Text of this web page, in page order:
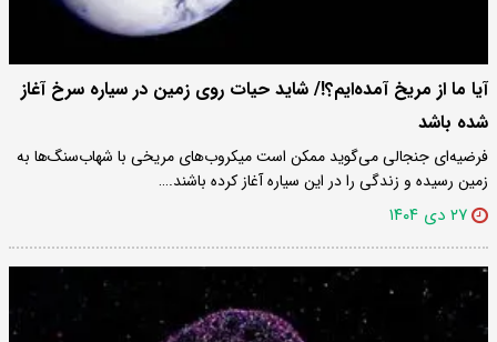
آیا ما از مریخ آمده‌ایم؟!/ شاید حیات روی زمین در سیاره سرخ آغاز
شده باشد
فرضیه‌ای جنجالی می‌گوید ممکن است میکروب‌های مریخی با شهاب‌سنگ‌ها به
زمین رسیده و زندگی را در این سیاره آغاز کرده باشند.…
۲۷ دی ۱۴۰۴